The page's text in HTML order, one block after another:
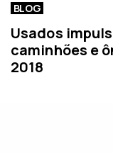
BLOG
Usados
caminhões e
2018